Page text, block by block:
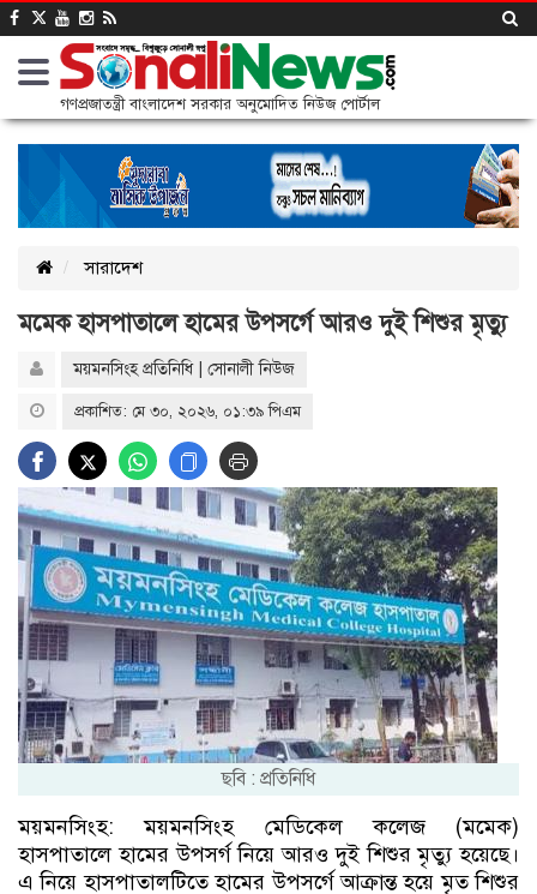
গণপ্রজাতন্ত্রী বাংলাদেশ সরকার অনুমোদিত নিউজ পোর্টাল
সারাদেশ
মমেক হাসপাতালে হামের উপসর্গে আরও দুই শিশুর মৃত্যু
ময়মনসিংহ প্রতিনিধি | সোনালী নিউজ
প্রকাশিত: মে ৩০, ২০২৬, ০১:৩৯ পিএম
ছবি : প্রতিনিধি
ময়মনসিংহ: ময়মনসিংহ মেডিকেল কলেজ (মমেক)
হাসপাতালে হামের উপসর্গ নিয়ে আরও দুই শিশুর মৃত্যু হয়েছে।
এ নিয়ে হাসপাতালটিতে হামের উপসর্গে আক্রান্ত হয়ে মৃত শিশুর